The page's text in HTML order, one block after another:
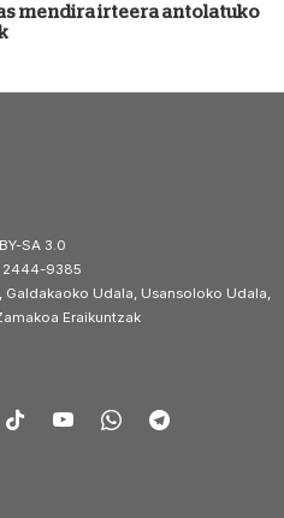
mendira irteera antolatuko
SA 3.0
2444-9385
Galdakaoko Udala, Usansoloko Udala,
Eraikuntzak